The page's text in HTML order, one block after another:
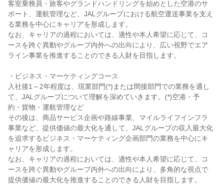
客室乗務員・旅客やグランドハンドリングを始めとした空港のサ
ポート、運航管理など、JALグループにおける航空運送事業を支え
る業務を中心にキャリアを形成します。
なお、キャリアの過程においては、適性や本人希望に応じて、コ
ースを跨ぐ異動やグループ内外への出向により、広い視野でエア
ライン事業を推進することのできる人財を目指します。
・ビジネス・マーケティングコース
入社後1～2年程度は、現業部門(*)または間接部門での業務を通し
て、JALグループについて理解を深めていきます。(*)空港・予
約・貨物・運航管理など
その後は、商品サービス企画や路線事業、マイルライフインフラ
事業など、提供価値の最大化を通して、JALグループの収入最大化
を追求するビジネス・マーケティング企画部門の業務を中心にキ
ャリアを形成します。
なお、キャリアの過程においては、適性や本人希望に応じて、コ
ースを跨ぐ異動やグループ内外への出向により、多角的な視点で
提供価値の最大化を推進することのできる人財を目指します。